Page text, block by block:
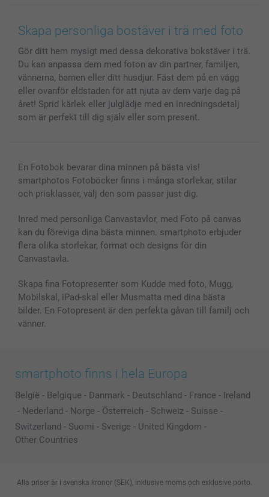
Bilder, Fotoförstoring & Fotohäften
Skal till Mobil & Surfplatta
MyNameBook
Fotoalmanackor & Fotoagenda
Fotoramar & Tillbehör
Presentkort
Alla fotoprodukter
Cookie Policy
Sitemap
Villkor och garantier
Investor Relations
smartgaranti
smartbonus
Priser & betalning
Status på beställningar
Skapa personliga bostäver i trä med foto
Gör ditt hem mysigt med dessa dekorativa bokstäver i trä.
Du kan anpassa dem med foton av din partner, familjen,
vännerna, barnen eller ditt husdjur. Fäst dem på en vägg
eller ovanför eldstaden för att njuta av dem varje dag på
året! Sprid kärlek eller julglädje med en inredningsdetalj
som är perfekt till dig själv eller som present.
En Fotobok bevarar dina minnen på bästa vis!
smartphotos Fotoböcker finns i många storlekar, stilar
och prisklasser, välj den som passar just dig.
Inred med personliga Canvastavlor, med Foto på canvas
kan du föreviga dina bästa minnen. smartphoto erbjuder
flera olika storlekar, format och designs för din
Canvastavla.
Skapa fina Fotopresenter som Kudde med foto, Mugg,
Mobilskal, iPad-skal eller Musmatta med dina bästa
bilder. En Fotopresent är den perfekta gåvan till familj och
vänner.
smartphoto finns i hela Europa
België - Belgique - Danmark - Deutschland - France - Ireland
- Nederland - Norge - Österreich - Schweiz - Suisse -
Switzerland - Suomi - Sverige - United Kingdom -
Other Countries
Alla priser är i svenska kronor (SEK), inklusive moms och exklusive porto.